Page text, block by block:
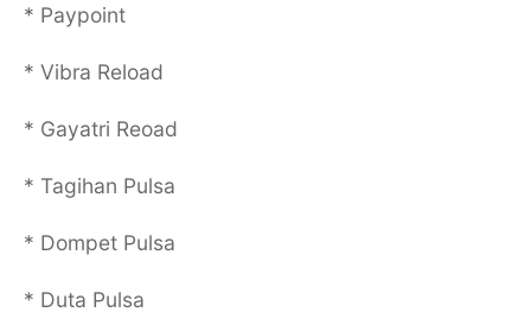
* Paypoint
* Vibra Reload
* Gayatri Reoad
* Tagihan Pulsa
* Dompet Pulsa
* Duta Pulsa